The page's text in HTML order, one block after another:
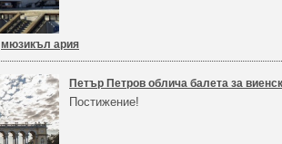
мюзикъл ария
Петър Петров облича балета за
Постижение!